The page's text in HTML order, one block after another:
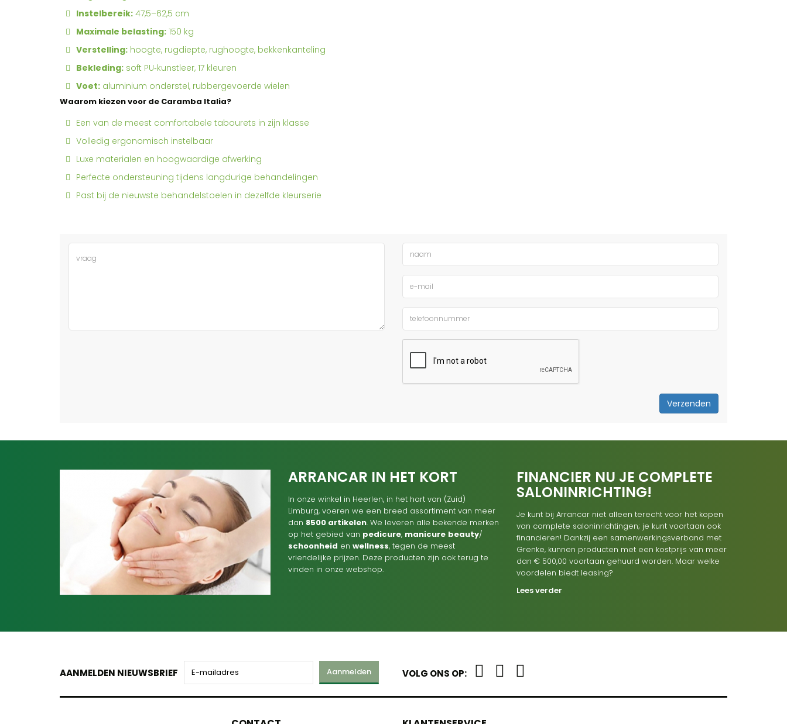
Instelbereik: 47,5–62,5 cm
Maximale belasting: 150 kg
Verstelling: hoogte, rugdiepte, rughoogte, bekkenkanteling
Bekleding: soft PU‑kunstleer, 17 kleuren
Voet: aluminium onderstel, rubbergevoerde wielen
Waarom kiezen voor de Caramba Italia?
Een van de meest comfortabele tabourets in zijn klasse
Volledig ergonomisch instelbaar
Luxe materialen en hoogwaardige afwerking
Perfecte ondersteuning tijdens langdurige behandelingen
Past bij de nieuwste behandelstoelen in dezelfde kleurserie
Verzenden
ARRANCAR IN HET KORT
In onze winkel in Heerlen, in het hart van (Zuid)
Limburg, voeren we een breed assortiment van meer
dan 8500 artikelen. We leveren alle bekende merken
op het gebied van pedicure, manicure beauty/
schoonheid en wellness, tegen de meest
vriendelijke prijzen. Deze producten zijn ook terug te
vinden in onze webshop.
FINANCIER NU JE COMPLETE
SALONINRICHTING!
Je kunt bij Arrancar niet alleen terecht voor het kopen
van complete saloninrichtingen; je kunt voortaan ook
financieren! Dankzij een samenwerkingsverband met
Grenke, kunnen producten met een kostprijs van meer
dan € 500,00 voortaan gehuurd worden. Maar welke
voordelen biedt leasing?
Lees verder
AANMELDEN NIEUWSBRIEF Aanmelden VOLG ONS OP: